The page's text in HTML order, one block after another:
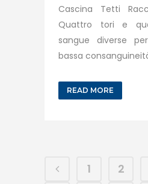
Cascina Tetti
Quattro tori e
sangue diverse
bassa
READ MORE
1 2